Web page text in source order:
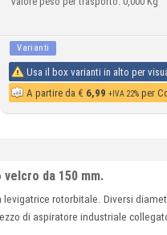
Varianti
Usa il box varianti in alto per
A partire da € 6,99 +IVA 22% per
da 150 mm.
rotorbitale. Diversi
di aspiratore industriale